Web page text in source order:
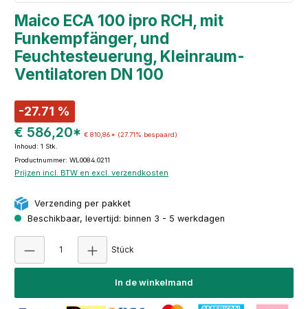
Maico ECA 100 ipro RCH, mit
Funkempfänger, und
Feuchtesteuerung, Kleinraum-
Ventilatoren DN 100
-27.71 %
€ 586,20* € 810,86* (27.71% bespaard)
Inhoud: 1 Stk.
Productnummer: WL0084.0211
Prijzen incl. BTW en excl. verzendkosten
Verzending per pakket
Beschikbaar, levertijd: binnen 3 - 5 werkdagen
Stück
In de winkelmand